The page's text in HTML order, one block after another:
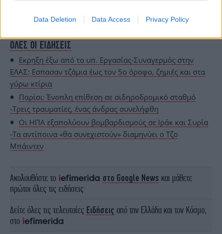
Data Deletion Data Access Privacy Policy
ΟΛΕΣ ΟΙ ΕΙΔΗΣΕΙΣ
Εκρηξη έξω από το υπ. Εργασίας-Συναγερμός στην
ΕΛΑΣ: Εσπασαν τζάμια έως τον 5ο όροφο, ζημιές και στα
γύρω κτίρια
Παρίσι: Ένοπλη επίθεση σε σιδηροδρομικό σταθμό
-Τρεις τραυματίες, ένας άνδρας συνελήφθη
Οι ΗΠΑ εξαπολύουν βομβαρδισμούς σε Ιράκ και Συρία
-Τα αντίποινα «θα συνεχιστούν» διαμηνύει ο Τζο
Μπάιντεν
Ακολουθήστε το στο Google News και μάθετε
πρώτοι όλες τις ειδήσεις
Δείτε όλες τις τελευταίες Ειδήσεις από την Ελλάδα και τον Κόσμο,
στο